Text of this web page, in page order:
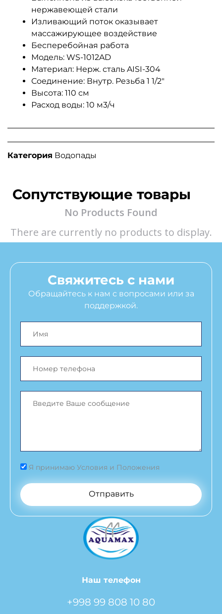
нержавеющей стали
Изливающий поток оказывает
массажирующее воздействие
Бесперебойная работа
Модель: WS-1012AD
Материал: Нерж. сталь AISI-304
Соединение: Внутр. Резьба 1 1/2″
Высота: 110 см
Расход воды: 10 м3/ч
Категория Водопады
Сопутствующие товары
No Products Found
There are currently no products to display.
Свяжитесь с нами
Обращайтесь к нам с вопросами или за
поддержкой.
Я принимаю Условия и Положения
Отправить
Наш телефон
+998 99 808 10 80